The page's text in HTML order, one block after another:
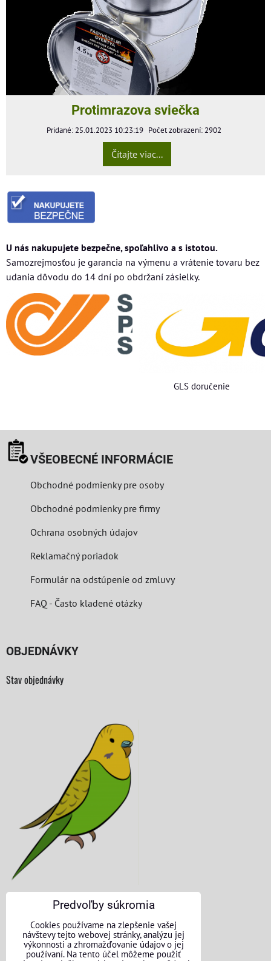
Protimrazova sviečka
Pridané: 25.01.2023 10:23:19 Počet zobrazení: 2902
Čítajte viac...
U nás nakupujete bezpečne, spoľahlivo a s istotou.
Samozrejmosťou je garancia na výmenu a vrátenie tovaru bez
udania dôvodu do 14 dní po obdržaní zásielky.
GLS doručenie
VŠEOBECNÉ INFORMÁCIE
Obchodné podmienky pre osoby
Obchodné podmienky pre firmy
Ochrana osobných údajov
Reklamačný poriadok
Formulár na odstúpenie od zmluvy
FAQ - Často kladené otázky
OBJEDNÁVKY
Stav objednávky
O nás
Predvoľby súkromia
Cookies používame na zlepšenie vašej
návštevy tejto webovej stránky, analýzu jej
výkonnosti a zhromažďovanie údajov o jej
používaní. Na tento účel môžeme použiť